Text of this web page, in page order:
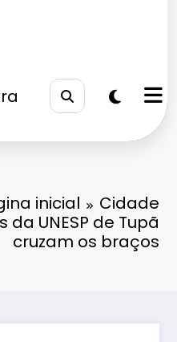
inicial
Cidade
UNESP de Tupã
cruzam os braços